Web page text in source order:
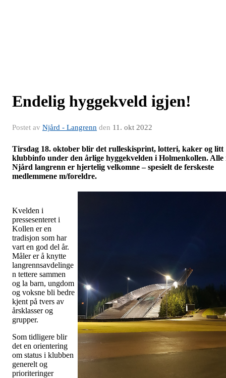
Endelig hyggekveld igjen!
Postet av Njård - Langrenn den 11. okt 2022
Tirsdag 18. oktober blir det rulleskisprint, lotteri, kaker og litt
klubbinfo under den årlige hyggekvelden i Holmenkollen. Alle
Njård langrenn er hjertelig velkomne – spesielt de ferskeste
medlemmene m/foreldre.
Kvelden i
pressesenteret i
Kollen er en
tradisjon som har
vart en god del år.
Måler er å knytte
langrennsavdelinge
n tettere sammen
og la barn, ungdom
og voksne bli bedre
kjent på tvers av
årsklasser og
grupper.
Som tidligere blir
det en orientering
om status i klubben
generelt og
prioriteringer